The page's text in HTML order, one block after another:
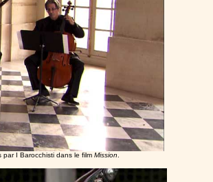
par I Barocchisti dans le film Mission.